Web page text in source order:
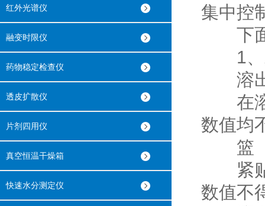
红外光谱仪
融变时限仪
药物稳定检查仪
透皮扩散仪
片剂四用仪
真空恒温干燥箱
快速水分测定仪
集中控
下面
1、
溶出
在溶
数值均
篮（
紧贴
数值不